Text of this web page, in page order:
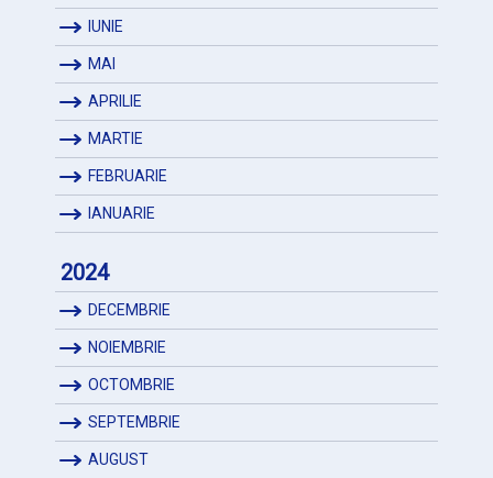
IUNIE
MAI
APRILIE
MARTIE
FEBRUARIE
IANUARIE
2024
DECEMBRIE
NOIEMBRIE
OCTOMBRIE
SEPTEMBRIE
AUGUST